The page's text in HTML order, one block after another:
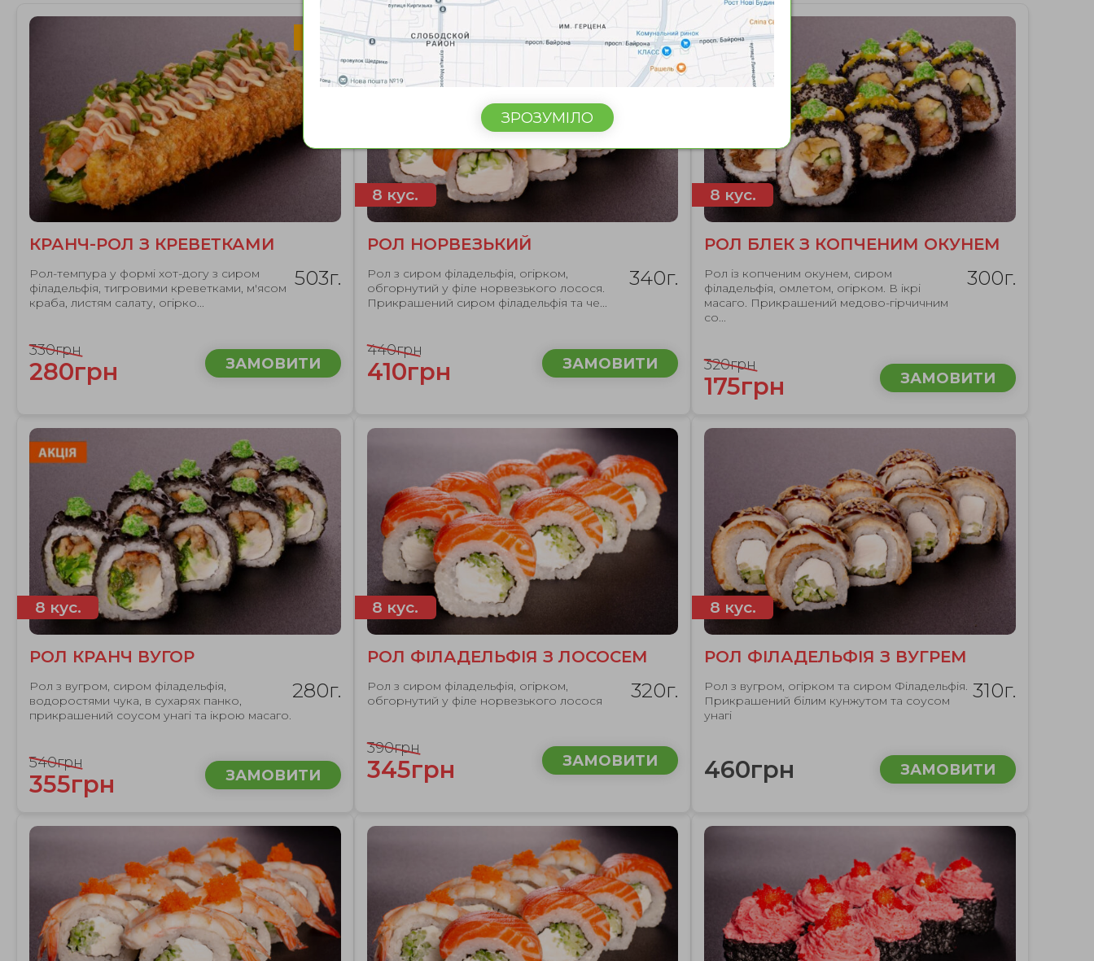
NEW
КРАНЧ-РОЛ З КРЕВЕТКАМИ
Рол-темпура у формі хот-догу з сиром
філадельфія, тигровими креветками, м'ясом
краба, листям салату, огірко...
503г.
330грн
280грн ЗАМОВИТИ
NEW
8 кус.
РОЛ НОРВЕЗЬКИЙ
Рол з сиром філадельфія, огірком,
обгорнутий у філе норвезького лосося.
Прикрашений сиром філадельфія та че...
340г.
440грн
410грн ЗАМОВИТИ
8 кус.
РОЛ БЛЕК З КОПЧЕНИМ ОКУНЕМ
Рол із копченим окунем, сиром
філадельфія, омлетом, огірком. В ікрі
масаго. Прикрашений медово-гірчичним
со...
300г.
320грн
175грн ЗАМОВИТИ
8 кус.
РОЛ КРАНЧ ВУГОР
Рол з вугром, сиром філадельфія,
водоростями чука, в сухарях панко,
прикрашений соусом унагі та ікрою масаго.
280г.
540грн
355грн ЗАМОВИТИ
8 кус.
РОЛ ФІЛАДЕЛЬФІЯ З ЛОСОСЕМ
Рол з сиром філадельфія, огірком,
обгорнутий у філе норвезького лосося
320г.
390грн
345грн ЗАМОВИТИ
8 кус.
РОЛ ФІЛАДЕЛЬФІЯ З ВУГРЕМ
Рол з вугром, огірком та сиром Філадельфія.
Прикрашений білим кунжутом та соусом
унагі
310г.
460грн ЗАМОВИТИ
ЗРОЗУМІЛО